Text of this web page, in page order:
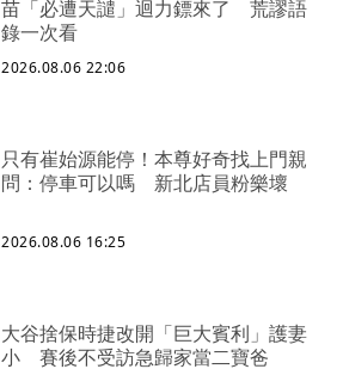
苗「必遭天譴」迴力鏢來了 荒謬語
錄一次看
2026.08.06 22:06
只有崔始源能停！本尊好奇找上門親
問：停車可以嗎 新北店員粉樂壞
2026.08.06 16:25
大谷捨保時捷改開「巨大賓利」護妻
小 賽後不受訪急歸家當二寶爸